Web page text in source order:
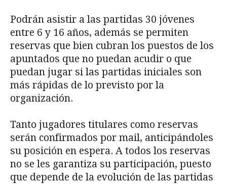
Podrán asistir a las partidas 30 jóvenes
entre 6 y 16 años, además se permiten
reservas que bien cubran los puestos de los
apuntados que no puedan acudir o que
puedan jugar si las partidas iniciales son
más rápidas de lo previsto por la
organización.
Tanto jugadores titulares como reservas
serán confirmados por mail, anticipándoles
su posición en espera. A todos los reservas
no se les garantiza su participación, puesto
que depende de la evolución de las partidas